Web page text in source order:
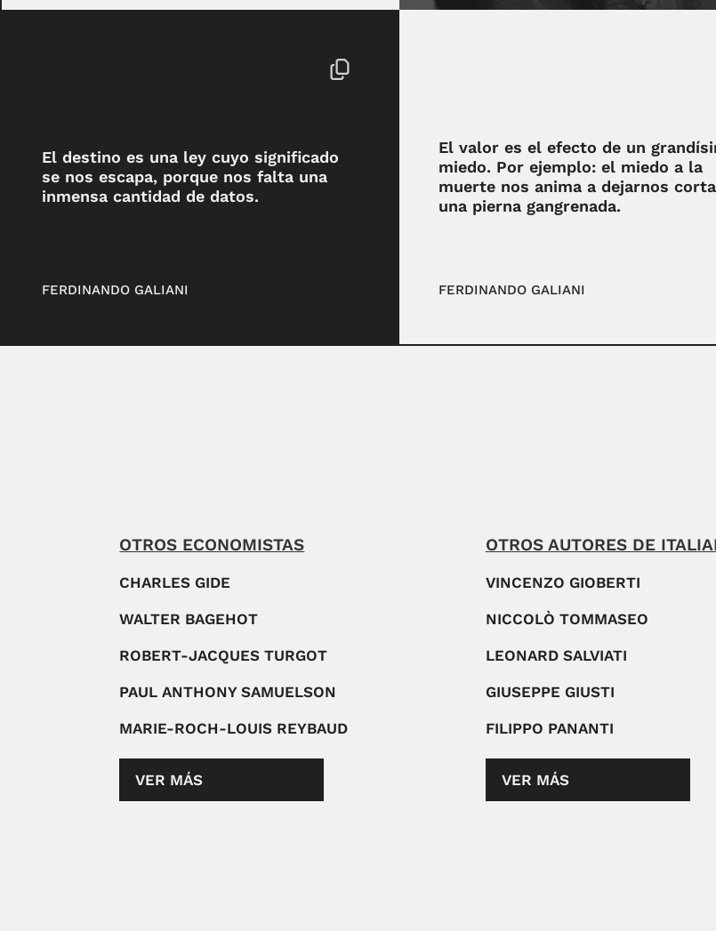
El destino es una ley cuyo significado
se nos escapa, porque nos falta una
inmensa cantidad de datos.
FERDINANDO GALIANI
El valor es el efecto de un
miedo. Por ejemplo: el miedo a la
muerte nos anima a dejarnos
una pierna gangrenada.
FERDINANDO GALIANI
OTROS ECONOMISTAS
CHARLES GIDE
WALTER BAGEHOT
ROBERT-JACQUES TURGOT
PAUL ANTHONY SAMUELSON
MARIE-ROCH-LOUIS REYBAUD
VER MÁS
OTROS AUTORES DE
VINCENZO GIOBERTI
NICCOLÒ TOMMASEO
LEONARD SALVIATI
GIUSEPPE GIUSTI
FILIPPO PANANTI
VER MÁS